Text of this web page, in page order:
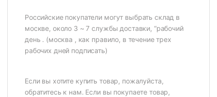
Российские покупатели могут выбрать склад в
москве, около 3 ~ 7 службы доставки, “рабочий
день . (москва , как правило, в течение трех
рабочих дней подписать)
Если вы хотите купить товар, пожалуйста,
обратитесь к нам. Если вы покупаете товар,